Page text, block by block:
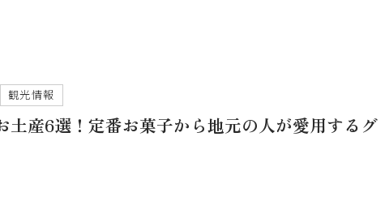
観光情報
土産6選！定番お菓子から地元の人が愛用するグ